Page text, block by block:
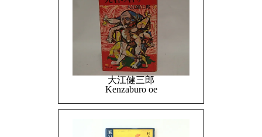
大江健三郎
Kenzaburo oe